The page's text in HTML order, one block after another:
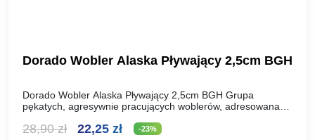
Dorado Wobler Alaska Pływający 2,5cm BGH
Dorado Wobler Alaska Pływający 2,5cm BGH Grupa
pękatych, agresywnie pracujących woblerów, adresowana
rozmiarom, ale dużej masie świetnie nadaja się…
28,90zł
Pierwotna
22,25 złAktualna
-23%